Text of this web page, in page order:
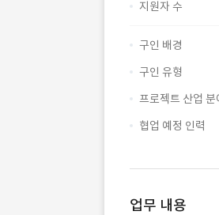
지원자 수
구인 배경
구인 유형
프로젝트 산업 분
협업 예정 인력
업무 내용